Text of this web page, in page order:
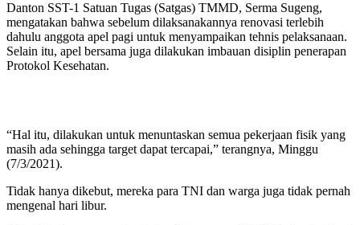
Danton SST-1 Satuan Tugas (Satgas) TMMD, Serma Sugeng,
mengatakan bahwa sebelum dilaksanakannya renovasi terlebih
dahulu anggota apel pagi untuk menyampaikan tehnis pelaksanaan.
Selain itu, apel bersama juga dilakukan imbauan disiplin penerapan
Protokol Kesehatan.
“Hal itu, dilakukan untuk menuntaskan semua pekerjaan fisik yang
masih ada sehingga target dapat tercapai,” terangnya, Minggu
(7/3/2021).
Tidak hanya dikebut, mereka para TNI dan warga juga tidak pernah
mengenal hari libur.